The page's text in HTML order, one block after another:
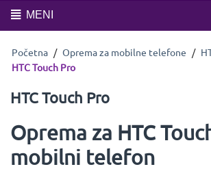
MENI
Početna / Oprema za mobilne telefone /
HTC Touch Pro
HTC Touch Pro
Oprema za HTC
mobilni telefon